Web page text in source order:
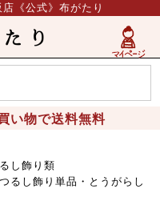
《公式》布がたり
い物で送料無料
し飾り類
るし飾り単品・とうがらし